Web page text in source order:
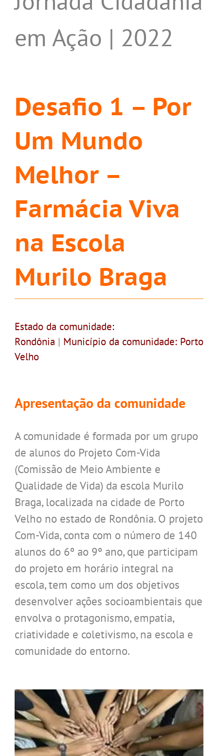
em Ação | 2022
Desafio 1 – Por
Um Mundo
Melhor –
Farmácia Viva
na Escola
Murilo Braga
Estado da comunidade:
Rondônia | Município da comunidade: Porto
Velho
Apresentação da comunidade
A comunidade é formada por um grupo
de alunos do Projeto Com-Vida
(Comissão de Meio Ambiente e
Qualidade de Vida) da escola Murilo
Braga, localizada na cidade de Porto
Velho no estado de Rondônia. O projeto
Com-Vida, conta com o número de 140
alunos do 6º ao 9º ano, que participam
do projeto em horário integral na
escola, tem como um dos objetivos
desenvolver ações socioambientais que
envolva o protagonismo, empatia,
criatividade e coletivismo, na escola e
comunidade do entorno.